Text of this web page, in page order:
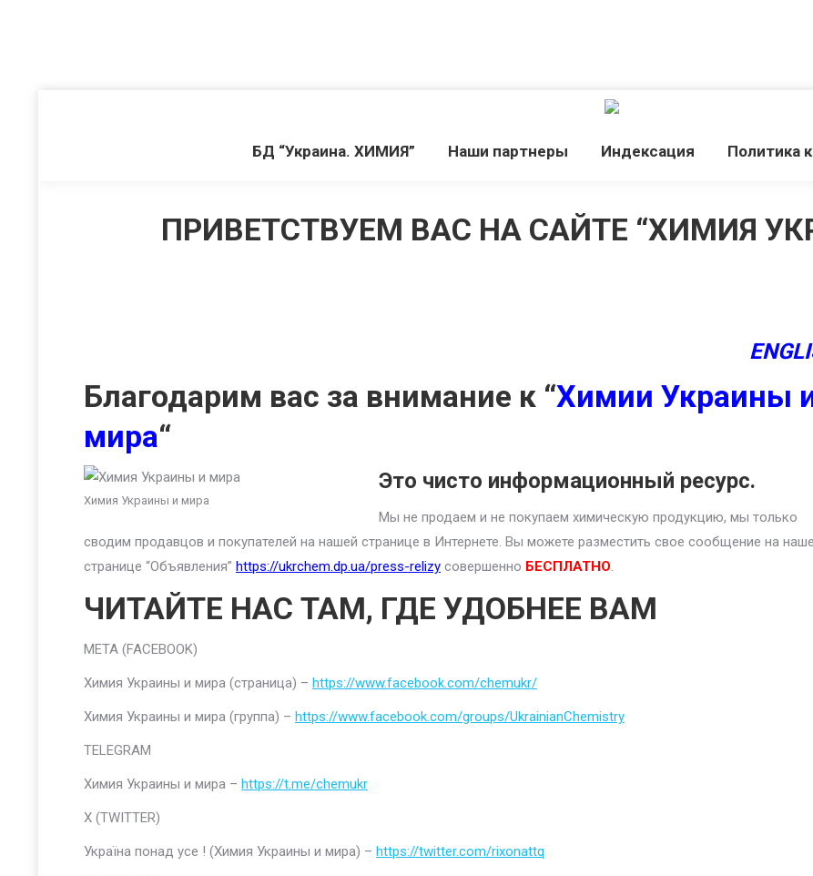
БД “Украина. ХИМИЯ” Наши партнеры Индексация Политика
ПРИВЕТСТВУЕМ ВАС НА САЙТЕ “ХИМИЯ
Благодарим вас за внимание к “Химии Украины
мира“
Химия Украины и мира
Это чисто информационный ресурс.
Мы не продаем и не покупаем химическую продукцию, мы только
сводим продавцов и покупателей на нашей странице в Интернете. Вы можете разместить свое сообщение на
странице “Объявления” https://ukrchem.dp.ua/press-relizy совершенно БЕСПЛАТНО.
ЧИТАЙТЕ НАС ТАМ, ГДЕ УДОБНЕЕ ВАМ
META (FACEBOOK)
Химия Украины и мира (страница) – https://www.facebook.com/chemukr/
Химия Украины и мира (группа) – https://www.facebook.com/groups/UkrainianChemistry
TELEGRAM
Химия Украины и мира – https://t.me/chemukr
Х (TWITTER)
Україна понад усе ! (Химия Украины и мира) – https://twitter.com/rixonattq